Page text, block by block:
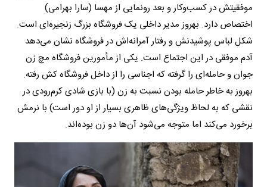
موفقیتش در کسب‌وکار و بعد رونمایی از مهسا (سارا بهرامی)
اختصاص دارد. بهروز مدیر داخلی یک فروشگاه بزرگ زنجیره‌ای است.
شکل لباس پوشیدنش و رفتار آمرانه‌اش در فروشگاه نشان می‌دهد
آدم موفقی در این اجتماع است. یکی از مأمورین فروشگاه مچ زن
جوان و حامله‌ای را گرفته که اجناسی را از داخل فروشگاه کش رفته.
بهروز به خاطر حامله بودن نسبت به زن (با بازی شادی کرم‌رودی در
نقشی که به لحاظ ویژگی‌های ظاهری بسیار از او دور است) با نرمش
برخورد می‌کند اما متوجه می‌شود آن‌ها دو زن بوده‌اند.